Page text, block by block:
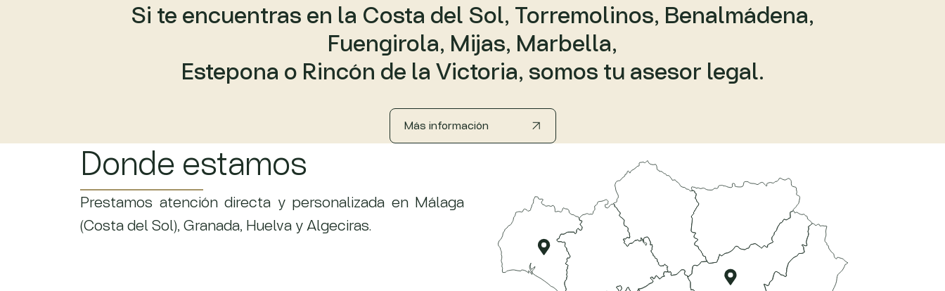
Si te encuentras en la Costa del Sol, Torremolinos, Benalmádena,
Fuengirola, Mijas, Marbella,
Estepona o Rincón de la Victoria, somos tu asesor legal.
Más información
Donde estamos
Prestamos atención directa y personalizada en Málaga
(Costa del Sol), Granada, Huelva y Algeciras.